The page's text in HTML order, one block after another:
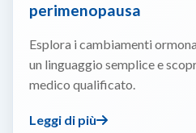
perimenopausa
Esplora i cambiamenti
un linguaggio semplice e
medico qualificato.
Leggi di più